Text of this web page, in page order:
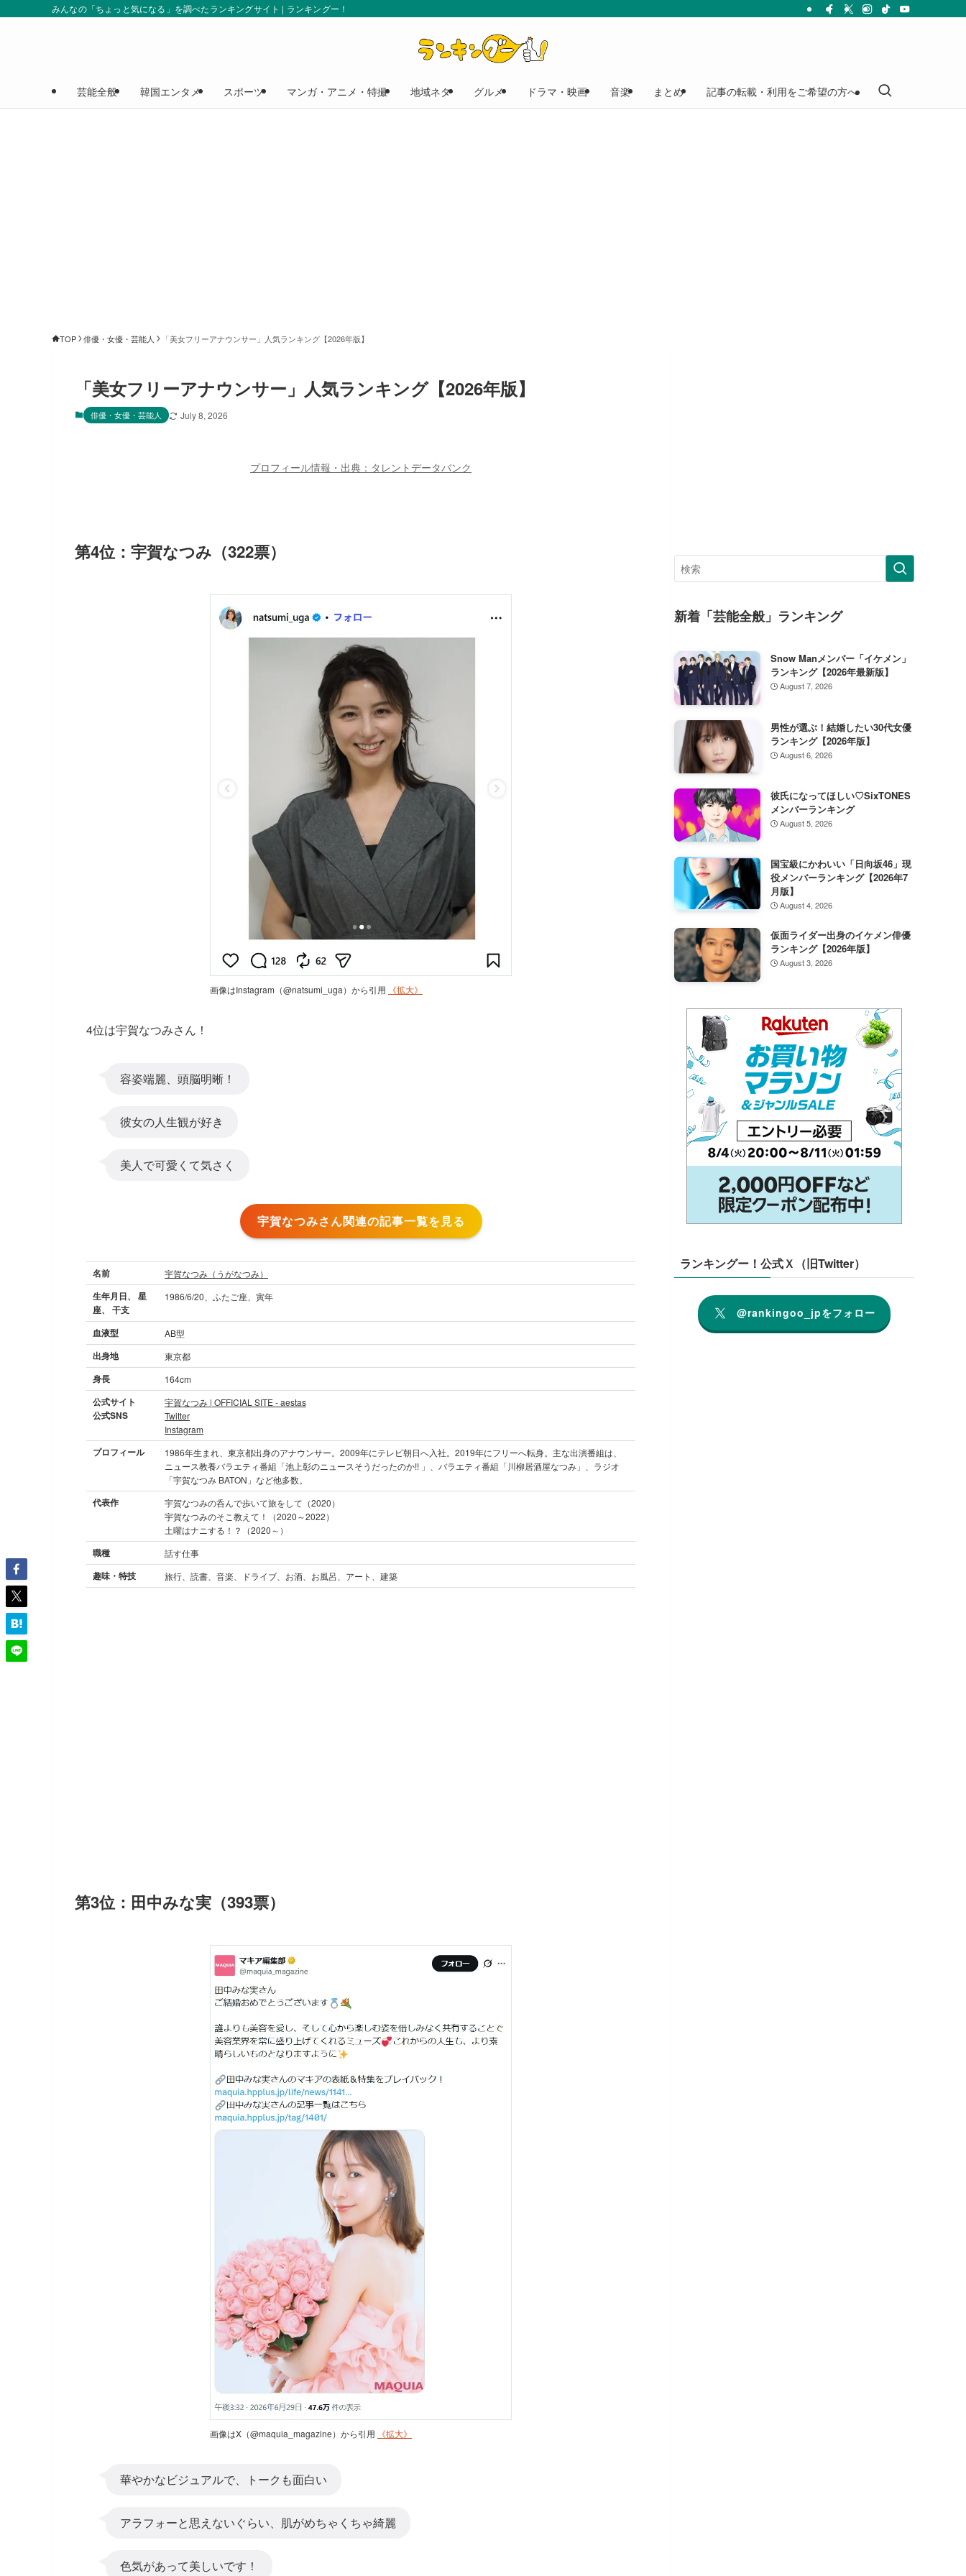
みんなの「ちょっと気になる」を調べたランキングサイト | ランキングー！
芸能全般 韓国エンタメ スポーツ マンガ・アニメ・特撮 地域ネタ グルメ ドラマ・映画 音楽 まとめ 記事の転載・利用をご希望の方へ
TOP 俳優・女優・芸能人 「美女フリーアナウンサー」人気ランキング【2026年版】
「美女フリーアナウンサー」人気ランキング【2026年版】
俳優・女優・芸能人 July 8, 2026
プロフィール情報・出典：タレントデータバンク
第4位：宇賀なつみ（322票）
画像はInstagram（@natsumi_uga）から引用 《拡大》
4位は宇賀なつみさん！
容姿端麗、頭脳明晰！
彼女の人生観が好き
美人で可愛くて気さく
宇賀なつみさん関連の記事一覧を見る
名前 宇賀なつみ（うがなつみ）
生年月日、 星
座、 干支
1986/6/20、ふたご座、寅年
血液型 AB型
出身地 東京都
身長 164cm
公式サイト
公式SNS
宇賀なつみ | OFFICIAL SITE - aestas
Twitter
Instagram
プロフィール
1986年生まれ、東京都出身のアナウンサー。2009年にテレビ朝日へ入社。2019年にフリーへ転身。主な出演番組は、
ニュース教養バラエティ番組「池上彰のニュースそうだったのか!! 」、バラエティ番組「川柳居酒屋なつみ」、ラジオ
「宇賀なつみ BATON」など他多数。
代表作
宇賀なつみの呑んで歩いて旅をして（2020）
宇賀なつみのそこ教えて！（2020～2022）
土曜はナニする！？（2020～）
職種 話す仕事
趣味・特技 旅行、読書、音楽、ドライブ、お酒、お風呂、アート、建築
第3位：田中みな実（393票）
画像はX（@maquia_magazine）から引用 《拡大》
華やかなビジュアルで、トークも面白い
アラフォーと思えないぐらい、肌がめちゃくちゃ綺麗
色気があって美しいです！
新着「芸能全般」ランキング
Snow Manメンバー「イケメン」
ランキング【2026年最新版】
August 7, 2026
男性が選ぶ！結婚したい30代女優
ランキング【2026年版】
August 6, 2026
彼氏になってほしい♡SixTONES
メンバーランキング
August 5, 2026
国宝級にかわいい「日向坂46」現
役メンバーランキング【2026年7
月版】
August 4, 2026
仮面ライダー出身のイケメン俳優
ランキング【2026年版】
August 3, 2026
ランキングー！公式Ｘ（旧Twitter）
@rankingoo_jpをフォロー